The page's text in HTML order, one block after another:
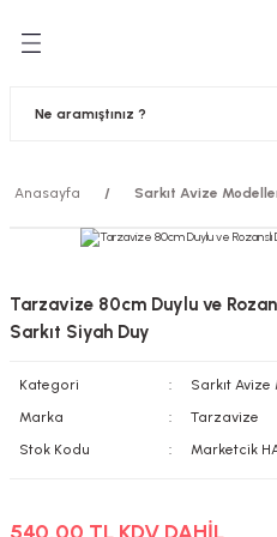
Anasayfa Sarkıt Avize
Tarzavize 80cm Duylu ve
Sarkıt Siyah Duy
Kategori Sarkıt
Marka
Tarzavize
Stok Kodu
Marketcik
540,00 TL KDV DAHİL